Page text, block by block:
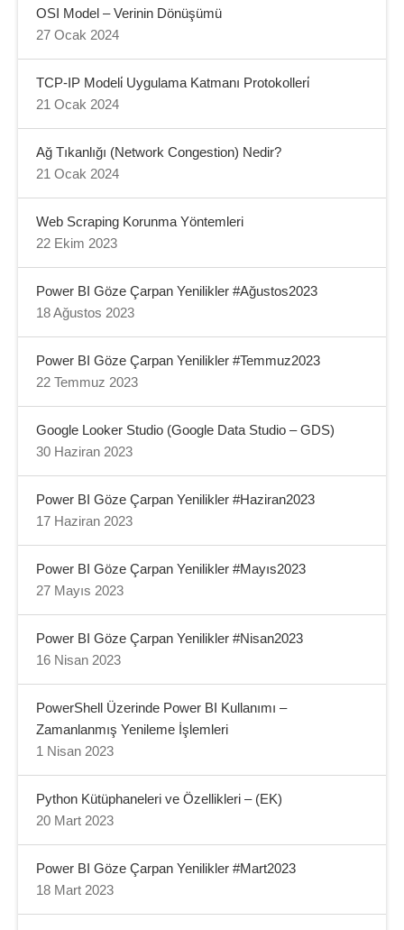
OSI Model – Verinin Dönüşümü
27 Ocak 2024
TCP-IP Modeli̇ Uygulama Katmanı Protokolleri̇
21 Ocak 2024
Ağ Tıkanlığı (Network Congestion) Nedir?
21 Ocak 2024
Web Scraping Korunma Yöntemleri
22 Ekim 2023
Power BI Göze Çarpan Yenilikler #Ağustos2023
18 Ağustos 2023
Power BI Göze Çarpan Yenilikler #Temmuz2023
22 Temmuz 2023
Google Looker Studio (Google Data Studio – GDS)
30 Haziran 2023
Power BI Göze Çarpan Yenilikler #Haziran2023
17 Haziran 2023
Power BI Göze Çarpan Yenilikler #Mayıs2023
27 Mayıs 2023
Power BI Göze Çarpan Yenilikler #Nisan2023
16 Nisan 2023
PowerShell Üzerinde Power BI Kullanımı –
Zamanlanmış Yenileme İşlemleri
1 Nisan 2023
Python Kütüphaneleri ve Özellikleri – (EK)
20 Mart 2023
Power BI Göze Çarpan Yenilikler #Mart2023
18 Mart 2023